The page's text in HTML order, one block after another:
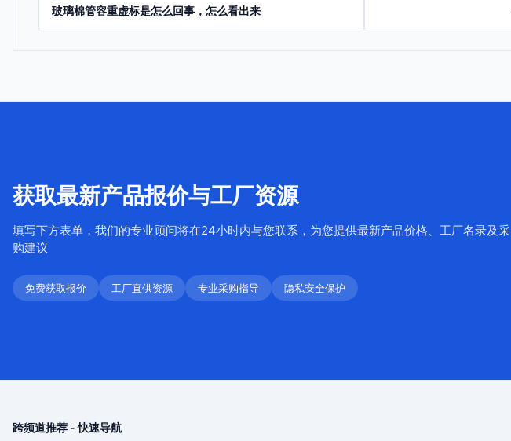
玻璃棉管容重虚标是怎么回事，怎么看出来
获取最新产品报价与工厂资源
填写下方表单，我们的专业顾问将在24小时内与您联系，为您提供最新产品价格、工厂名录及采
购建议
免费获取报价 工厂直供资源 专业采购指导 隐私安全保护
跨频道推荐 - 快速导航